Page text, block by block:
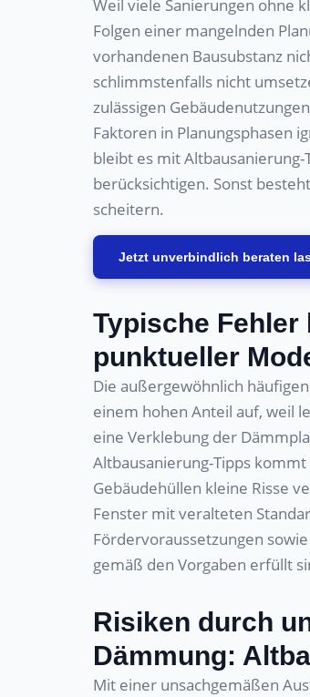
Weil viele Sanierungen ohne
Folgen einer mangelnden
vorhandenen Bausubstanz
schlimmstenfalls nicht
zulässigen
Faktoren in Planungsphasen
bleibt es mit
berücksichtigen. Sonst
scheitern.
Jetzt unverbindlich beraten
Typische
punktueller
Die außergewöhnlich
einem hohen Anteil auf, weil
eine Verklebung der
Altbausanierung-Tipps
Gebäudehüllen kleine Risse
Fenster mit veralteten
Fördervoraussetzungen
gemäß den Vorgaben erfüllt
Risiken durch
Dämmung:
Mit einer unsachgemäßen